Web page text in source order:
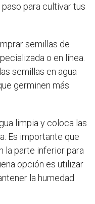
para cultivar tus
semillas de
o en línea.
semillas en agua
germinen más
limpia y coloca las
Es importante que
la parte inferior para
opción es utilizar
la humedad